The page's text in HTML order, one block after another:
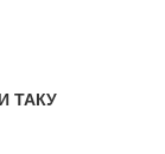
ТАКУ